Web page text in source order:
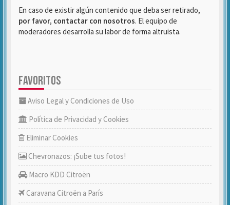
En caso de existir algún contenido que deba ser retirado,
por favor, contactar con nosotros. El equipo de
moderadores desarrolla su labor de forma altruista.
FAVORITOS
Aviso Legal y Condiciones de Uso
Política de Privacidad y Cookies
Eliminar Cookies
Chevronazos: ¡Sube tus fotos!
Macro KDD Citroën
Caravana Citroën a París